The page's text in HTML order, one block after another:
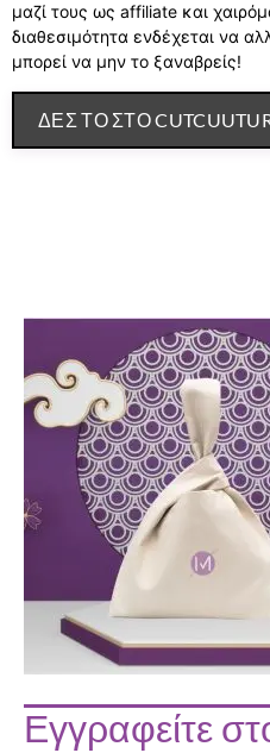
μαζί τους ως affiliate και
διαθεσιμότητα ενδέχεται να
μπορεί να μην το ξαναβρείς!
ΔΕΣ ΤΟ ΣΤΟ
Εγγραφείτε